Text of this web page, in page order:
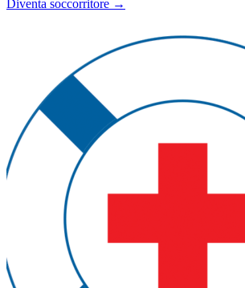
Diventa soccorritore →